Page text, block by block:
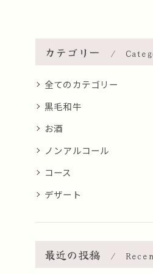
カテゴリー
全てのカテゴリー
黒毛和牛
お酒
ノンアルコール
コース
デザート
最近の投稿